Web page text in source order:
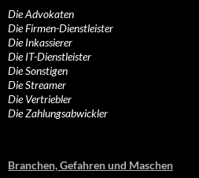
Die Advokaten
Die Firmen-Dienstleister
Die Inkassierer
Die IT-Dienstleister
Die Sonstigen
Die Streamer
Die Vertriebler
Die Zahlungsabwickler
Branchen, Gefahren und Maschen